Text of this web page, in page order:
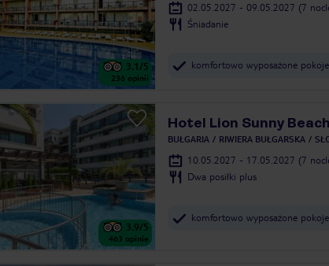
3.1/5
236 opinii
02.05.2027 - 09.05.2027 (7
Śniadanie
komfortowo wyposażone pokoje
3.9/5
463 opinie
Hotel Lion Sunny
BUŁGARIA RIWIERA BUŁGARSKA
10.05.2027 - 17.05.2027 (7
Dwa posiłki plus
komfortowo wyposażone pokoje